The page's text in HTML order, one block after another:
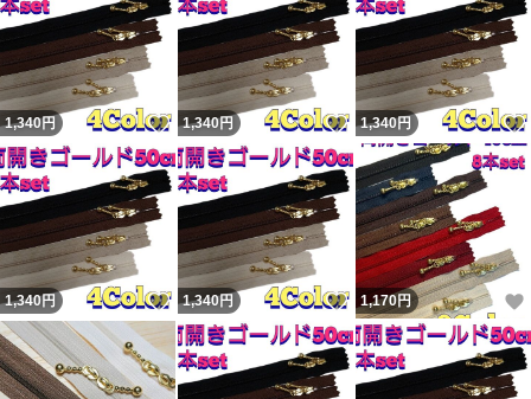
1,340円 いいね！
1,340円 いいね！
1,340円
1,340円 いいね！
1,340円 いいね！
1,170円